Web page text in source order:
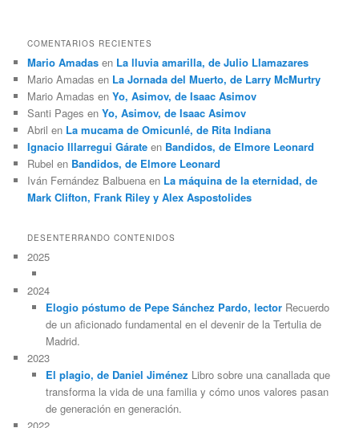
COMENTARIOS RECIENTES
Mario Amadas en La lluvia amarilla, de Julio Llamazares
Mario Amadas en La Jornada del Muerto, de Larry McMurtry
Mario Amadas enYo, Asimov, de Isaac Asimov
Santi Pages enYo, Asimov, de Isaac Asimov
Abril en La mucama de Omicunlé, de Rita Indiana
Ignacio Illarregui Gárate en Bandidos, de Elmore Leonard
Rubel en Bandidos, de Elmore Leonard
Iván Fernández Balbuena en La máquina de la eternidad, de
Mark Clifton, Frank Riley y Alex Aspostolides
DESENTERRANDO CONTENIDOS
2025
2024
Elogio póstumo de Pepe Sánchez Pardo, lectorRecuerdo
de un aficionado fundamental en el devenir de la Tertulia de
Madrid.
2023
El plagio, de Daniel Jiménez Libro sobre una canallada que
transforma la vida de una familia y cómo unos valores pasan
de generación en generación.
2022